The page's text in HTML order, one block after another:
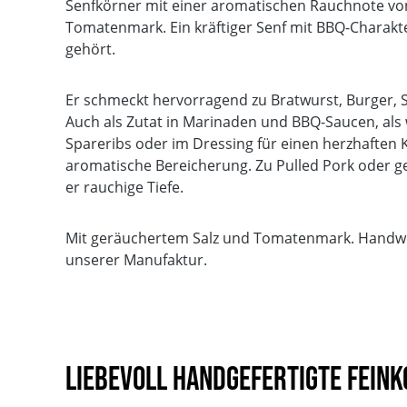
Senfkörner mit einer aromatischen Rauchnote
Tomatenmark. Ein kräftiger Senf mit BBQ-
gehört.
Er schmeckt hervorragend zu Bratwurst, Burger,
Auch als Zutat in Marinaden und BBQ-Saucen, als
Spareribs oder im Dressing für einen herzhaften
aromatische Bereicherung. Zu Pulled Pork oder
er rauchige Tiefe.
Mit geräuchertem Salz und Tomatenmark.
unserer Manufaktur.
Liebevoll handgefertigte